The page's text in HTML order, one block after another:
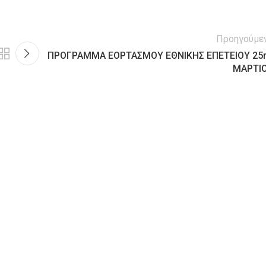
ΠΡΟΓΡΑΜΜΑ ΕΟΡΤΑΣΜΟΥ ΕΘΝΙΚΗΣ ΕΠΕΤΕΙΟΥ